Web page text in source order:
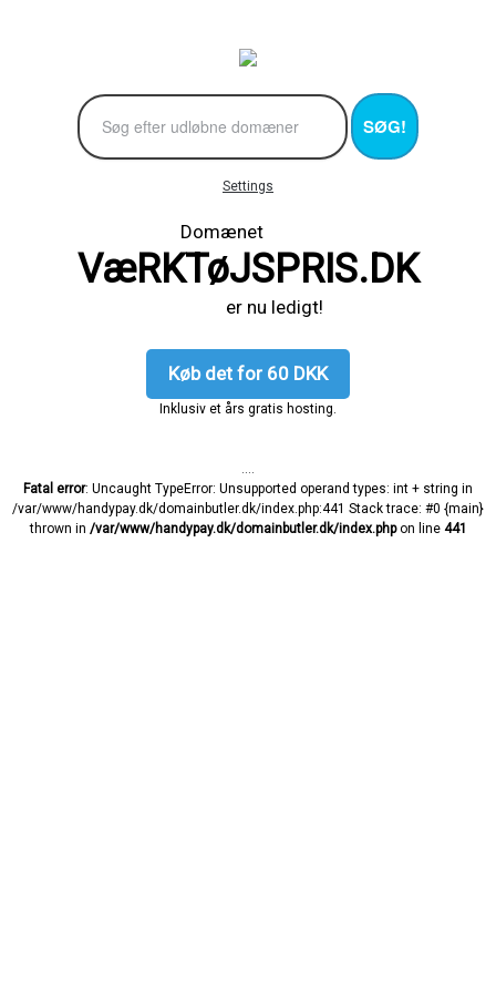
SØG!
Settings
Domænet
VæRKTøJSPRIS.DK
er nu ledigt!
Køb det for 60 DKK
Inklusiv et års gratis hosting.
Fatal error: Uncaught TypeError: Unsupported operand types: int + string in
/var/www/handypay.dk/domainbutler.dk/index.php:441 Stack trace: #0 {main}
thrown in /var/www/handypay.dk/domainbutler.dk/index.phpon line 441